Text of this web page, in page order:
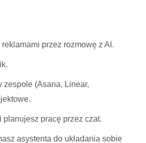
przez rozmowę z AI.
zespole (Asana, Linear,
planujesz pracę przez czat.
asystenta do układania sobie